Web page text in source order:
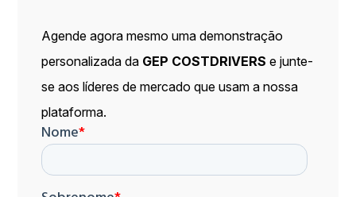
Agende agora mesmo uma demonstração
personalizada da GEP COSTDRIVERS e junte-
se aos líderes de mercado que usam a nossa
plataforma.